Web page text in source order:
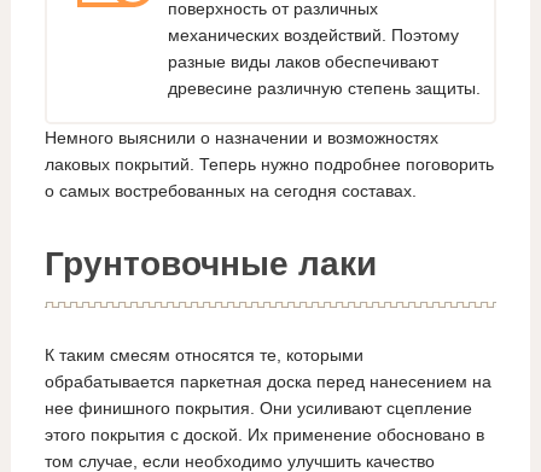
поверхность от различных
механических воздействий. Поэтому
разные виды лаков обеспечивают
древесине различную степень защиты.
Немного выяснили о назначении и возможностях
лаковых покрытий. Теперь нужно подробнее поговорить
о самых востребованных на сегодня составах.
Грунтовочные лаки
К таким смесям относятся те, которыми
обрабатывается паркетная доска перед нанесением на
нее финишного покрытия. Они усиливают сцепление
этого покрытия с доской. Их применение обосновано в
том случае, если необходимо улучшить качество